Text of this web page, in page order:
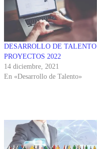
DESARROLLO DE TALENTO
PROYECTOS 2022
14 diciembre, 2021
En «Desarrollo de Talento»